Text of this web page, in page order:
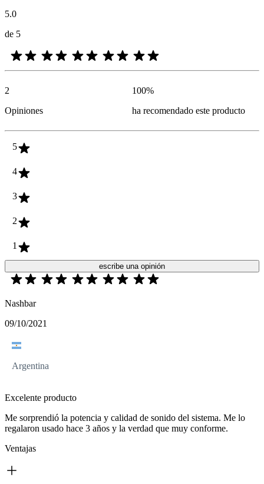
5.0
de 5
2
Opiniones
100%
ha recomendado este producto
5
4
3
2
1
escribe una opinión
Nashbar
09/10/2021
Argentina
Excelente producto
Me sorprendió la potencia y calidad de sonido del sistema. Me lo
regalaron usado hace 3 años y la verdad que muy conforme.
Ventajas